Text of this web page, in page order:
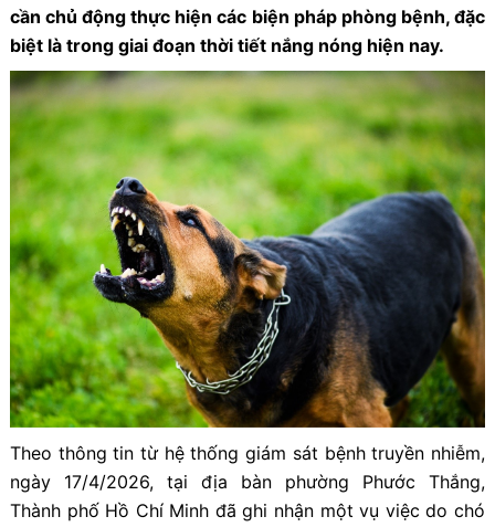
cần chủ động thực hiện các biện pháp phòng bệnh, đặc
biệt là trong giai đoạn thời tiết nắng nóng hiện nay.
Theo thông tin từ hệ thống giám sát bệnh truyền nhiễm,
ngày 17/4/2026, tại địa bàn phường Phước Thắng,
Thành phố Hồ Chí Minh đã ghi nhận một vụ việc do chó